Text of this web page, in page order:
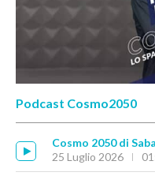
Podcast Cosmo2050
Cosmo 2050 di
25 Luglio 2026